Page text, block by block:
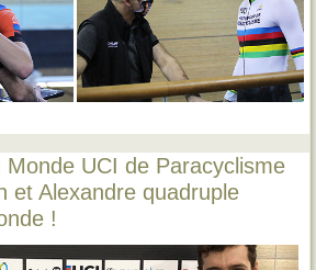
Monde UCI de Paracyclisme
et Alexandre quadruple
!